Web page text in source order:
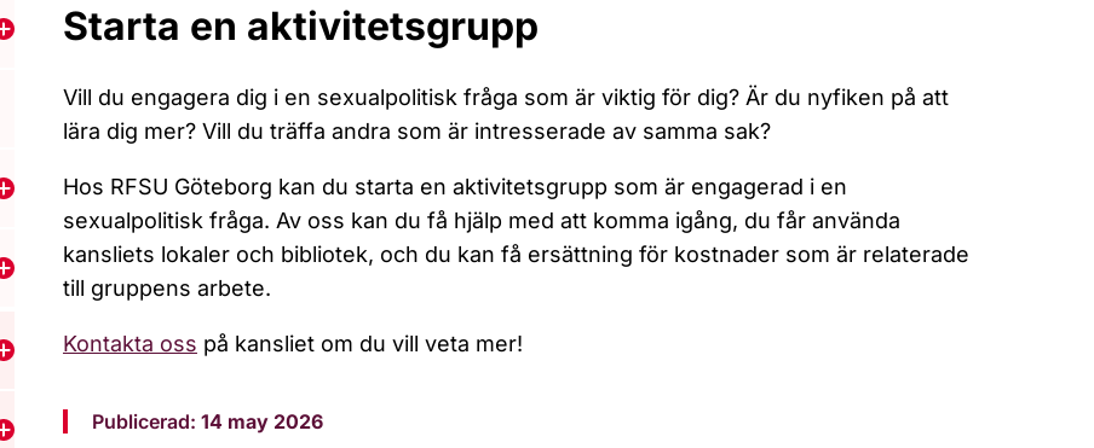
Visa undermeny för RFSU Uppsala
Visa undermeny för RFSU Örebro
Visa undermeny för RFSU Östergötland
Visa undermeny för Påverka och delta
Visa undermeny för Lyssna på samtal
Starta en aktivitetsgrupp
Vill du engagera dig i en sexualpolitisk fråga som är viktig för dig? Är du nyfiken på att
lära dig mer? Vill du träffa andra som är intresserade av samma sak?
Hos RFSU Göteborg kan du starta en aktivitetsgrupp som är engagerad i en
sexualpolitisk fråga. Av oss kan du få hjälp med att komma igång, du får använda
kansliets lokaler och bibliotek, och du kan få ersättning för kostnader som är relaterade
till gruppens arbete.
Kontakta oss på kansliet om du vill veta mer!
Publicerad: 14 may 2026